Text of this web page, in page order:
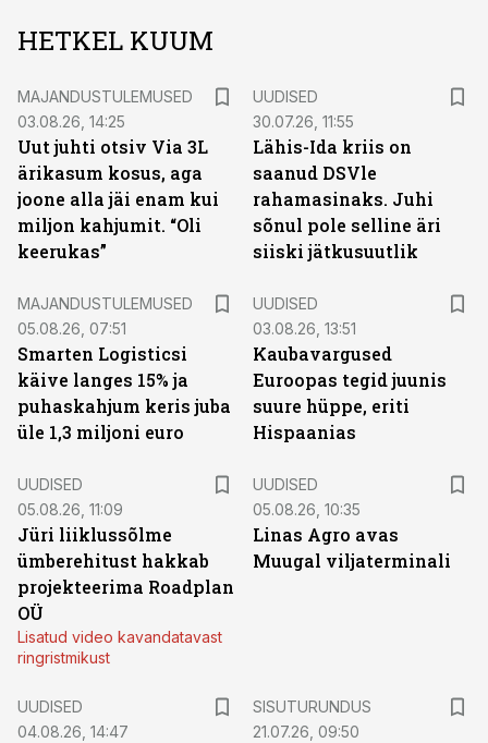
HETKEL KUUM
MAJANDUSTULEMUSED
03.08.26, 14:25
Uut juhti otsiv Via 3L
ärikasum kosus, aga
joone alla jäi enam kui
miljon kahjumit. “Oli
keerukas”
UUDISED
30.07.26, 11:55
Lähis-Ida kriis on
saanud DSVle
rahamasinaks. Juhi
sõnul pole selline äri
siiski jätkusuutlik
MAJANDUSTULEMUSED
05.08.26, 07:51
Smarten Logisticsi
käive langes 15% ja
puhaskahjum keris juba
üle 1,3 miljoni euro
UUDISED
03.08.26, 13:51
Kaubavargused
Euroopas tegid juunis
suure hüppe, eriti
Hispaanias
UUDISED
05.08.26, 11:09
Jüri liiklussõlme
ümberehitust hakkab
projekteerima Roadplan
OÜ
Lisatud video kavandatavast
ringristmikust
UUDISED
05.08.26, 10:35
Linas Agro avas
Muugal viljaterminali
UUDISED
04.08.26, 14:47
SISUTURUNDUS
21.07.26, 09:50